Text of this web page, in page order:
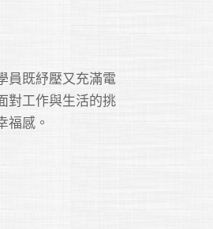
員既紓壓又充滿電
對工作與生活的挑
福感。